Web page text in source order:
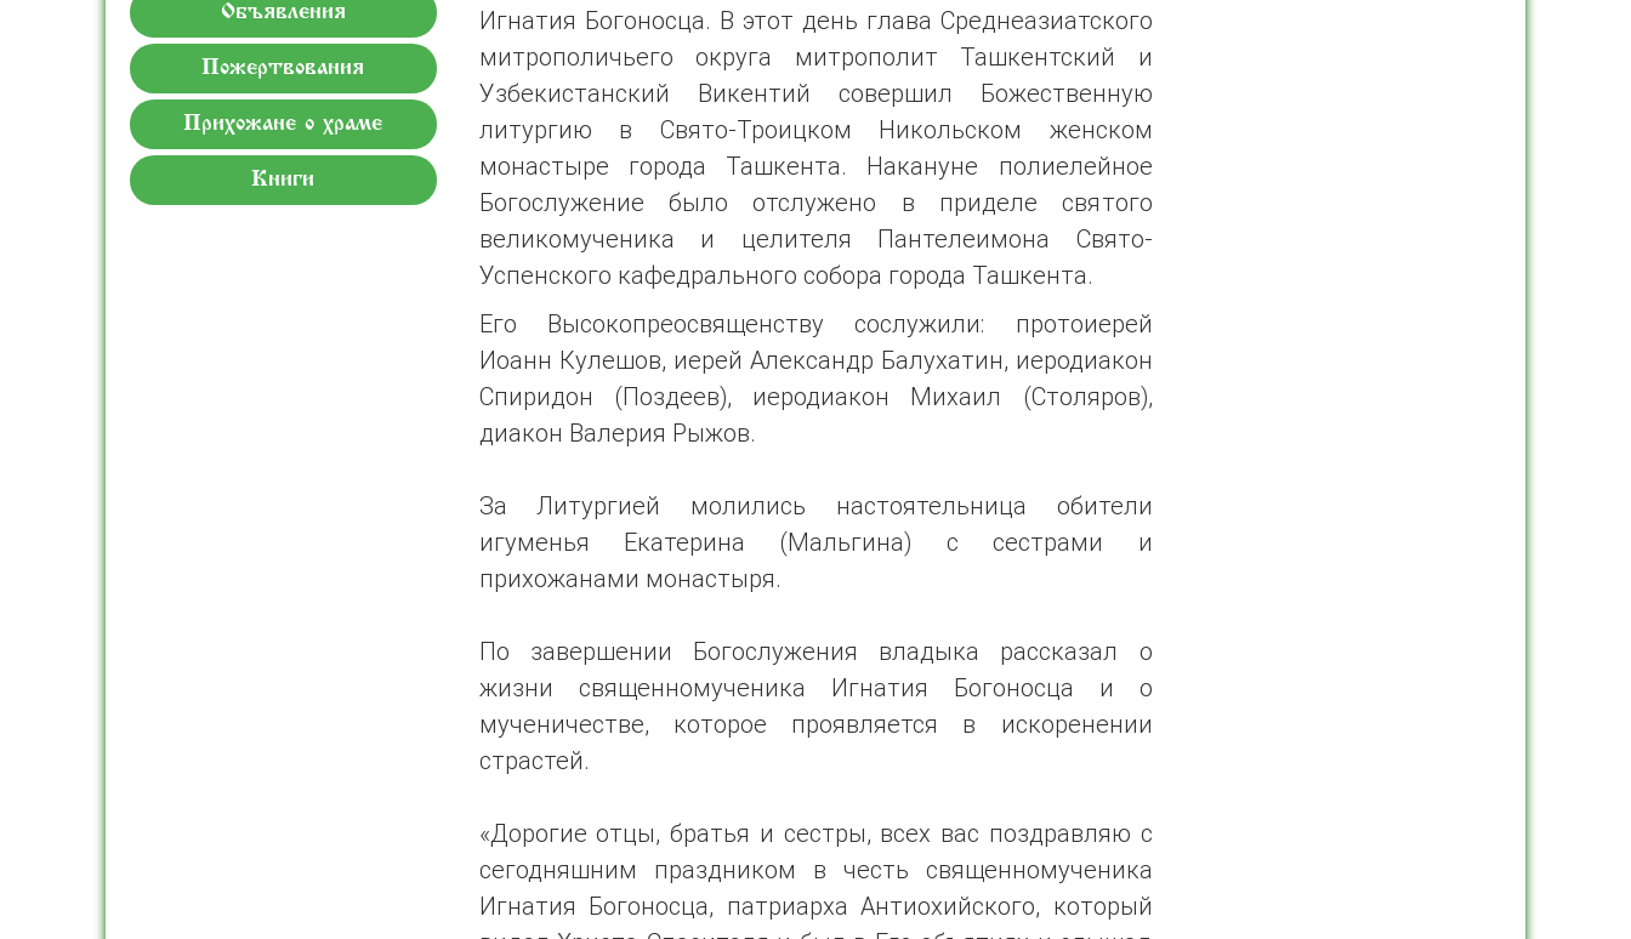
Объявления
Пожертвования
Прихожане о храме
Книги
Игнатия Богоносца. В этот день глава Среднеазиатского
митрополичьего округа митрополит Ташкентский и
Узбекистанский Викентий совершил Божественную
литургию в Свято-Троицком Никольском женском
монастыре города Ташкента. Накануне полиелейное
Богослужение было отслужено в приделе святого
великомученика и целителя Пантелеимона Свято-
Успенского кафедрального собора города Ташкента.
Его Высокопреосвященству сослужили: протоиерей
Иоанн Кулешов, иерей Александр Балухатин, иеродиакон
Спиридон (Поздеев), иеродиакон Михаил (Столяров),
диакон Валерия Рыжов.
За Литургией молились настоятельница обители
игуменья Екатерина (Мальгина) с сестрами и
прихожанами монастыря.
По завершении Богослужения владыка рассказал о
жизни священномученика Игнатия Богоносца и о
мученичестве, которое проявляется в искоренении
страстей.
«Дорогие отцы, братья и сестры, всех вас поздравляю с
сегодняшним праздником в честь священномученика
Игнатия Богоносца, патриарха Антиохийского, который